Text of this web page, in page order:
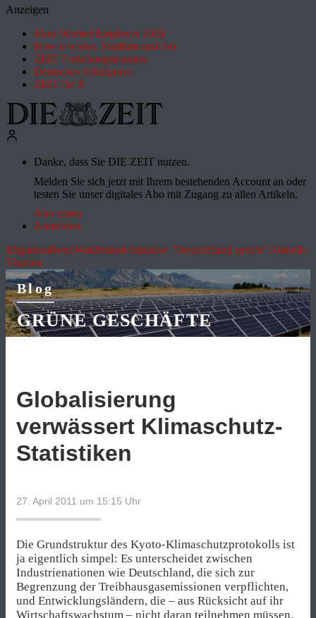
Anzeigen
Most Wanted Employer 2026
How it works: Studium und Job
ZEIT Forschungskosmos
Deutsches Schulportal
ZEIT für X
Danke, dass Sie DIE ZEIT nutzen.
Melden Sie sich jetzt mit Ihrem bestehenden Account an oder
testen Sie unser digitales Abo mit Zugang zu allen Artikeln.
Abo testen
Anmelden
MigrationRenteWaldbrändeInitiative "Deutschland spricht"Aktuelle
Themen
Blog
GRÜNE GESCHÄFTE
Globalisierung
verwässert Klimaschutz-
Statistiken
27. April 2011 um 15:15 Uhr
Die Grundstruktur des Kyoto-Klimaschutzprotokolls ist
ja eigentlich simpel: Es unterscheidet zwischen
Industrienationen wie Deutschland, die sich zur
Begrenzung der Treibhausgasemissionen verpflichten,
und Entwicklungsländern, die – aus Rücksicht auf ihr
Wirtschaftswachstum – nicht daran teilnehmen müssen.